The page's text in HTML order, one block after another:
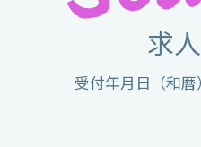
求
受付年月日（和